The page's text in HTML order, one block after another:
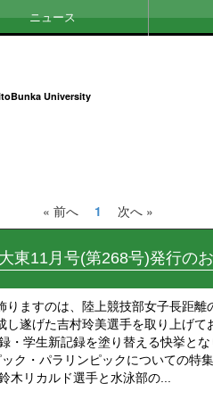
ニュース
University
« 前へ 1 次へ »
東11月号(第268号)発行の
ますのは、陸上競技部女子長距離
遂げた吉村玲美選手を取り上げて
・学生新記録を塗り替える快挙と
ク・パラリンピックについての特
木リカルド選手と水泳部の...